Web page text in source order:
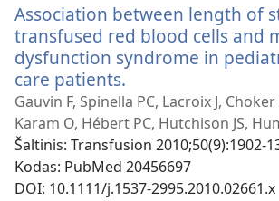
Association between length of
transfused red blood cells and
dysfunction syndrome in
care patients.
naujas
langas)
Gauvin F, Spinella PC, Lacroix J,
Karam O, Hébert PC, Hutchison JS,
Šaltinis‎: Transfusion 2010;50(9):1902-
Kodas‎: PubMed 20456697
DOI‎: 10.1111/j.1537-2995.2010.02661.x